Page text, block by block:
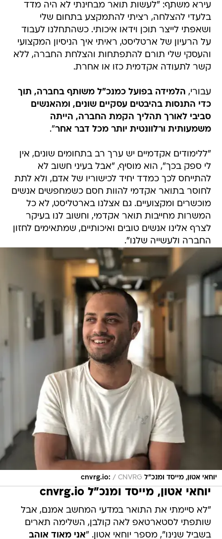
עירא משתף: "לעשות תואר מבחינתי לא היה מדד
בלעדי להצלחה, רציתי להתמקצע בתחום שלי
ושאפתי לייצר תוכן וידאו איכותי. כשהתחלנו לעבוד
על הרעיון של ארטליסט, ראיתי איך הניסיון המקצועי
והעסקי שלי תורם להתפתחות והצלחת החברה, ללא
קשר לתעודה אקדמית כזו או אחרת.
עבורי, הלמידה בפועל כמנכ"ל משותף בחברה, תוך
כדי התנסות בהיבטים עסקיים שונים, ומהאנשים
סביבי לאורך תהליך הקמת החברה, הייתה
משמעותית ורלוונטית יותר מכל דבר אחר".
"ללימודים אקדמיים יש ערך רב בתחומים שונים, אין
לי ספק בכך", הוא מוסיף, "אבל בעיני חשוב לא
להתייחס לכך כמדד יחיד לכישוריו של אדם, ולא לתת
לחוסר בתואר אקדמי להוות חסם כשמחפשים אנשים
מוכשרים ומקצועיים. גם אצלנו בארטליסט, לא כל
המשרות מחייבות תואר אקדמי, וחשוב לנו בעיקר
לצרף אלינו אנשים טובים ואיכותיים, שמתאימים לחזון
החברה ולעשייה שלנו".
יוחאי אטון, מייסד ומנכ"ל cnvrg.io: / CNVRG
יוחאי אטון, מייסד ומנכ"ל cnvrg.io
"לא סיימתי את התואר במדעי המחשב אמנם, אבל
שותפתי לסטארטאפ לאה קולבן, השלימה תארים
בשביל שנינו", מספר יוחאי אטון. "אני מאוד אוהב